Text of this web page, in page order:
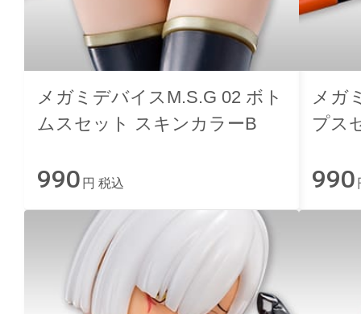
メガミデバイスM.S.G 02 ボト
ムスセット スキンカラーB
990 円 税込
メガ
プス
990